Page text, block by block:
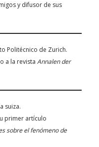
y difusor de sus
Politécnico de Zurich.
a la revista Annalen der
suiza.
primer artículo
sobre el fenómeno de